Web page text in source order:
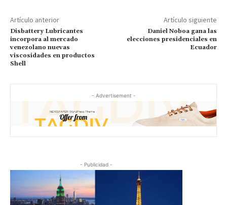
Artículo anterior
Disbattery Lubricantes
incorpora al mercado
venezolano nuevas
viscosidades en productos
Shell
Artículo siguiente
Daniel Noboa gana las
elecciones presidenciales en
Ecuador
- Advertisement -
- Publicidad -